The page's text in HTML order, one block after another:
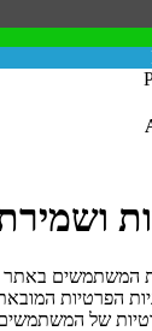
המשתמשים באתר
הפרטיות
של